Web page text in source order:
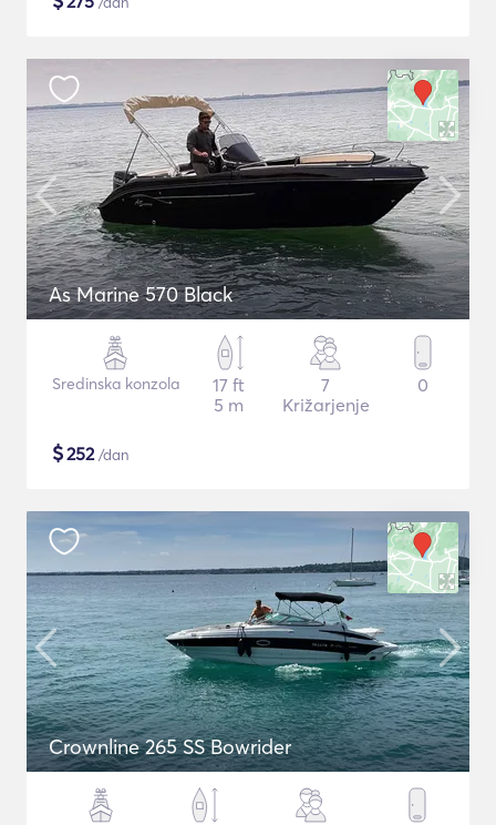
As Marine 570 Black
Sredinska konzola
17 ft
5 m
7
Križarjenje
0
$252/dan
Crownline 265 SS Bowrider